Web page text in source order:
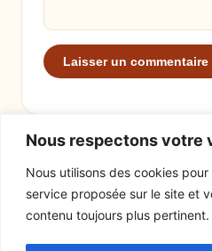
Nous respectons votre
Nous utilisons des cookies
service proposée sur le site et
contenu toujours plus pertinent.